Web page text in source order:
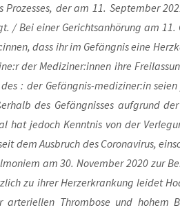
Pro­zes­ses, der am 11. Sep­tem­ber
/ Bei einer Gerichts­an­hö­rung am
dass ihr im Gefäng­nis eine
der Mediziner:innen ihre
: der Gefängnis-mediziner:in
des Gefäng­nis­ses auf­grund
hat jedoch Kennt­nis von der
dem Aus­bruch des Coro­na­vi­rus,
am 30. Novem­ber 2020 zur
zu ihrer Herz­er­kran­kung lei­det
arte­ri­el­len Throm­bo­se und hohem